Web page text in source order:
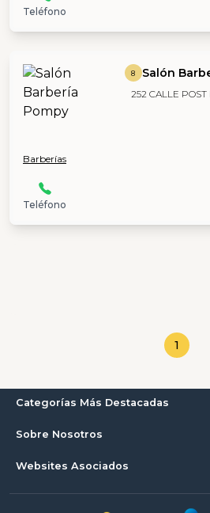
Teléfono
8 Salón
252 CALLE
Barberías
Teléfono
1
Categorías Más Destacadas
Sobre Nosotros
Websites Asociados